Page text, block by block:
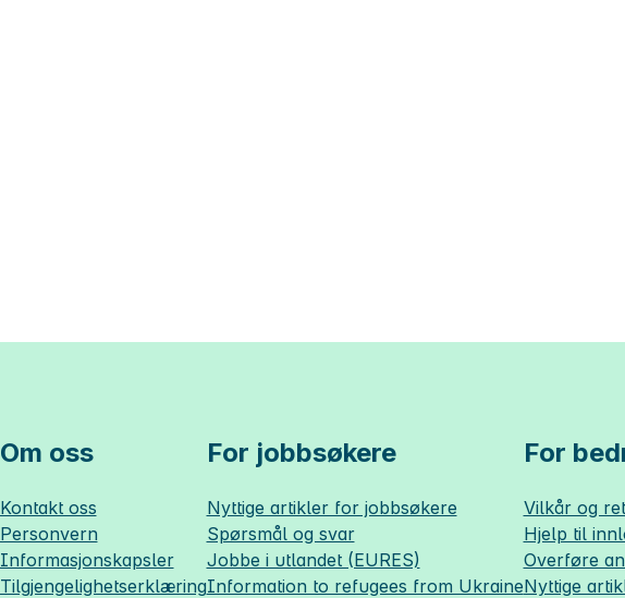
Om oss
Kontakt oss
Personvern
Informasjonskapsler
Tilgjengelighetserklæring
For jobbsøkere
Nyttige artikler for jobbsøkere
Spørsmål og svar
Jobbe i utlandet (EURES)
Information to refugees from Ukraine
For
Vilkår og
Hjelp til
Overføre
Nyttige